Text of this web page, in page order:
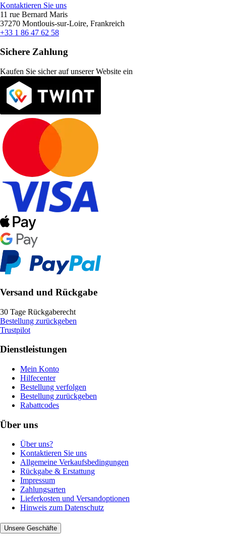
Kontaktieren Sie uns
11 rue Bernard Maris
37270 Montlouis-sur-Loire, Frankreich
+33 1 86 47 62 58
Sichere Zahlung
Kaufen Sie sicher auf unserer Website ein
Versand und Rückgabe
30 Tage Rückgaberecht
Bestellung zurückgeben
Trustpilot
Dienstleistungen
Mein Konto
Hilfecenter
Bestellung verfolgen
Bestellung zurückgeben
Rabattcodes
Über uns
Über uns?
Kontaktieren Sie uns
Allgemeine Verkaufsbedingungen
Rückgabe & Erstattung
Impressum
Zahlungsarten
Lieferkosten und Versandoptionen
Hinweis zum Datenschutz
Unsere Geschäfte